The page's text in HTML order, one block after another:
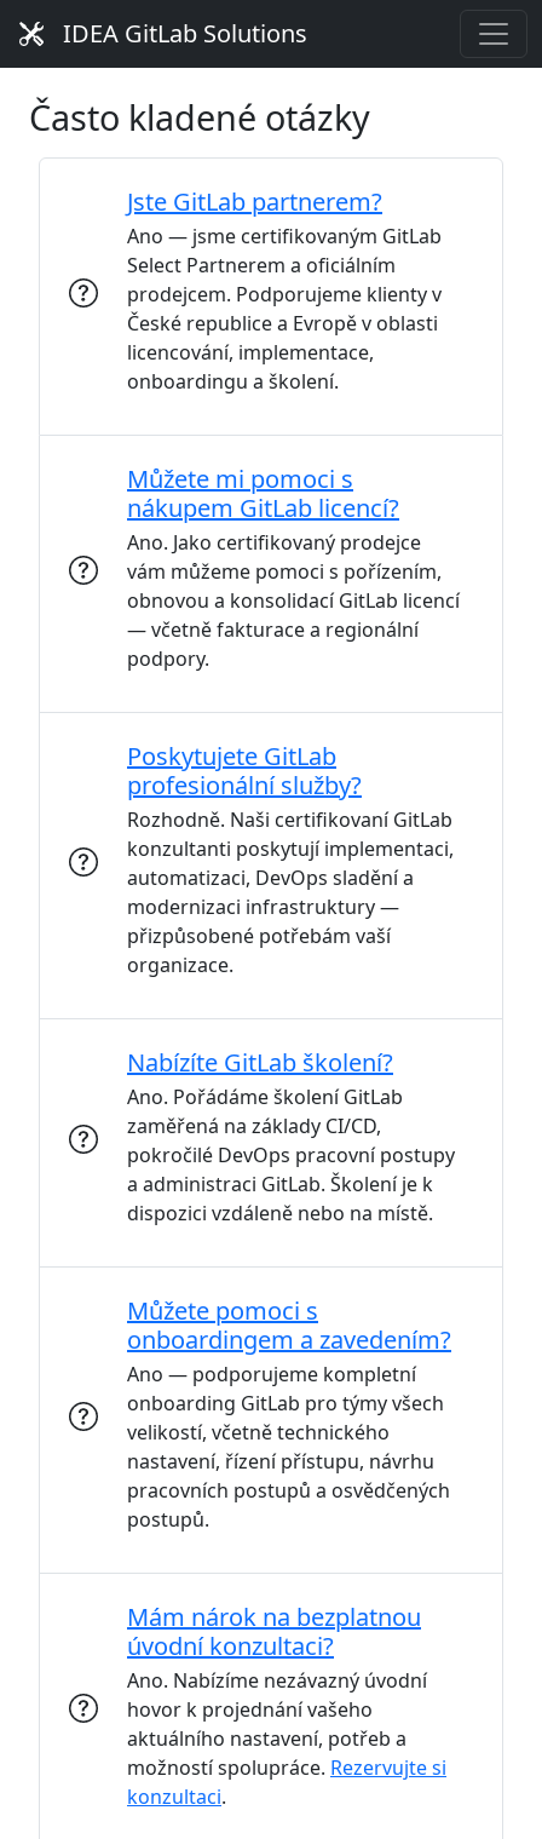
IDEA GitLab Solutions
Často kladené otázky
Jste GitLab partnerem?
Ano — jsme certifikovaným GitLab
Select Partnerem a oficiálním
prodejcem. Podporujeme klienty v
České republice a Evropě v oblasti
licencování, implementace,
onboardingu a školení.
Můžete mi pomoci s
nákupem GitLab licencí?
Ano. Jako certifikovaný prodejce
vám můžeme pomoci s pořízením,
obnovou a konsolidací GitLab licencí
— včetně fakturace a regionální
podpory.
Poskytujete GitLab
profesionální služby?
Rozhodně. Naši certifikovaní GitLab
konzultanti poskytují implementaci,
automatizaci, DevOps sladění a
modernizaci infrastruktury —
přizpůsobené potřebám vaší
organizace.
Nabízíte GitLab školení?
Ano. Pořádáme školení GitLab
zaměřená na základy CI/CD,
pokročilé DevOps pracovní postupy
a administraci GitLab. Školení je k
dispozici vzdáleně nebo na místě.
Můžete pomoci s
onboardingem a zavedením?
Ano — podporujeme kompletní
onboarding GitLab pro týmy všech
velikostí, včetně technického
nastavení, řízení přístupu, návrhu
pracovních postupů a osvědčených
postupů.
Mám nárok na bezplatnou
úvodní konzultaci?
Ano. Nabízíme nezávazný úvodní
hovor k projednání vašeho
aktuálního nastavení, potřeb a
možností spolupráce. Rezervujte si
konzultaci.